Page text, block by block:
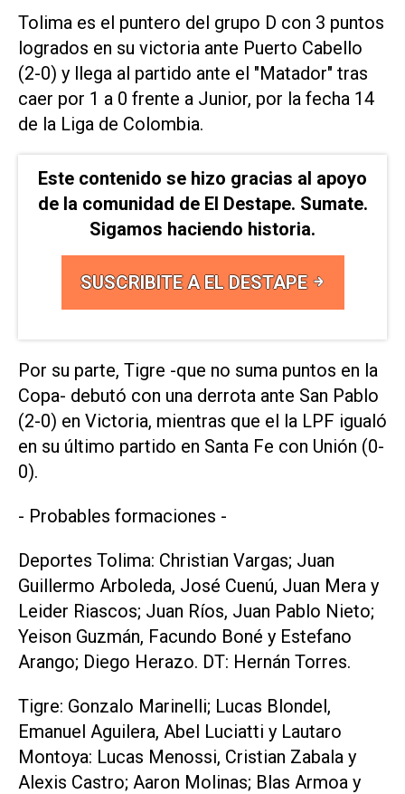
Tolima es el puntero del grupo D con 3 puntos
logrados en su victoria ante Puerto Cabello
(2-0) y llega al partido ante el "Matador" tras
caer por 1 a 0 frente a Junior, por la fecha 14
de la Liga de Colombia.
Este contenido se hizo gracias al apoyo
de la comunidad de El Destape. Sumate.
Sigamos haciendo historia.
SUSCRIBITE A EL DESTAPE
Por su parte, Tigre -que no suma puntos en la
Copa- debutó con una derrota ante San Pablo
(2-0) en Victoria, mientras que el la LPF igualó
en su último partido en Santa Fe con Unión (0-
0).
- Probables formaciones -
Deportes Tolima: Christian Vargas; Juan
Guillermo Arboleda, José Cuenú, Juan Mera y
Leider Riascos; Juan Ríos, Juan Pablo Nieto;
Yeison Guzmán, Facundo Boné y Estefano
Arango; Diego Herazo. DT: Hernán Torres.
Tigre: Gonzalo Marinelli; Lucas Blondel,
Emanuel Aguilera, Abel Luciatti y Lautaro
Montoya: Lucas Menossi, Cristian Zabala y
Alexis Castro; Aaron Molinas; Blas Armoa y